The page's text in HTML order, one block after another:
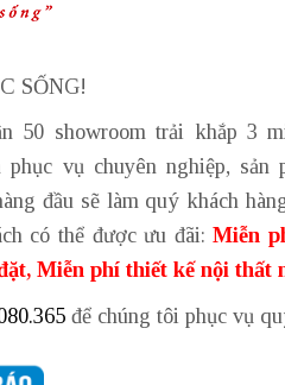
SỐNG!
50 showroom trải khắp 3
vụ chuyên nghiệp, sản
đầu sẽ làm quý khách
có thể được ưu đãi:Miễn
Miễn phí thiết kế nội thất
để chúng tôi phục vụ